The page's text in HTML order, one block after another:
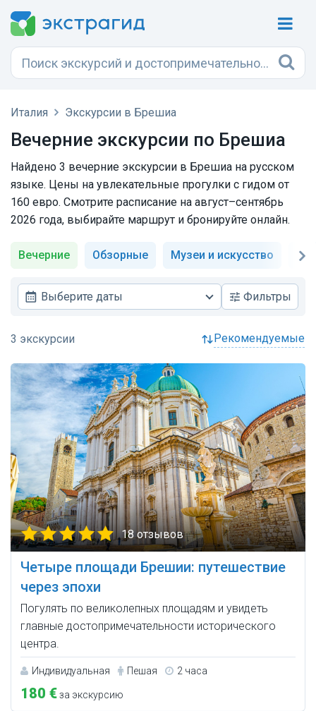
Италия Экскурсии в Брешиа
Вечерние экскурсии по Брешиа
Найдено 3 вечерние экскурсии в Брешиа на русском
языке. Цены на увлекательные прогулки с гидом от
160 евро. Смотрите расписание на август–сентябрь
2026 года, выбирайте маршрут и бронируйте онлайн.
Вечерние Обзорные Музеи и искусство
Выберите даты Фильтры
рекомендуемые
18 отзывов
Четыре площади Брешии: путешествие
через эпохи
Погулять по великолепных площадям и увидеть
главные достопримечательности исторического
центра.
Индивидуальная Пешая 2 часа
180 €за экскурсию